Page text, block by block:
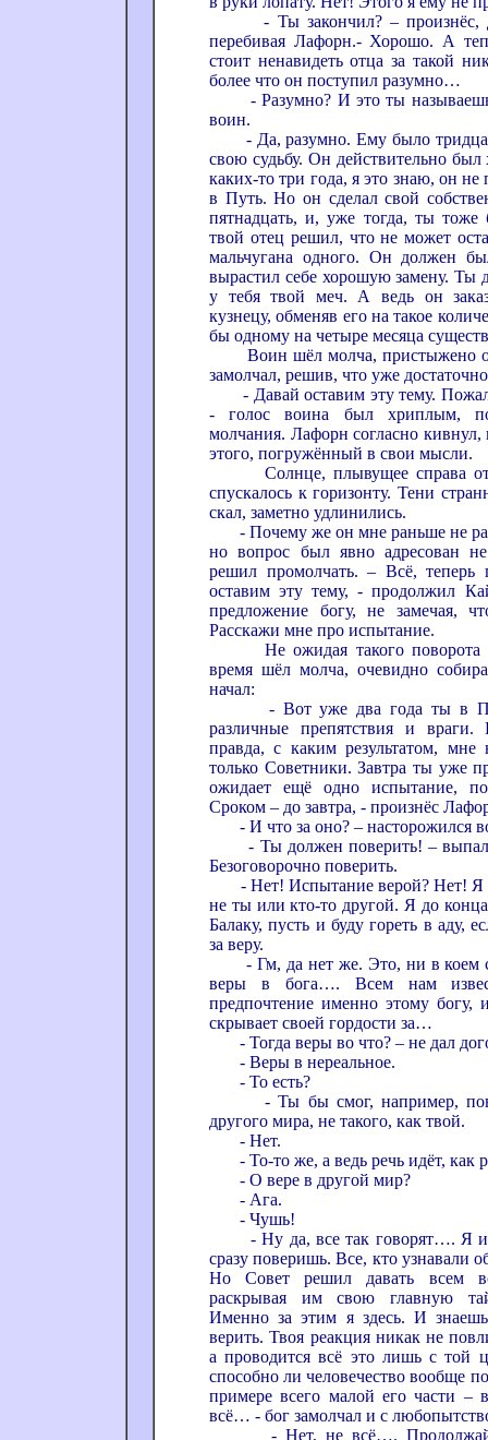
- Ты закончил? – произнёс,
перебивая Лафорн.- Хорошо. А
стоит ненавидеть отца за такой
более что он поступил разумно…
- Разумно? И это ты называешь
воин.
- Да, разумно. Ему было
свою судьбу. Он действительно
каких-то три года, я это знаю, он не
в Путь. Но он сделал свой
пятнадцать, и, уже тогда, ты
твой отец решил, что не может
мальчугана одного. Он должен
вырастил себе хорошую замену. Ты
у тебя твой меч. А ведь он
кузнецу, обменяв его на такое
бы одному на четыре месяца
Воин шёл молча, пристыжено
замолчал, решив, что уже
- Давай оставим эту тему.
- голос воина был хриплым,
молчания. Лафорн согласно
этого, погружённый в свои мысли.
Солнце, плывущее справа от
спускалось к горизонту. Тени
скал, заметно удлинились.
- Почему же он мне раньше не
но вопрос был явно адресован
решил промолчать. – Всё, теперь
оставим эту тему, - продолжил
предложение богу, не замечая,
Расскажи мне про испытание.
Не ожидая такого поворота
время шёл молча, очевидно
начал:
- Вот уже два года ты в
различные препятствия и
правда, с каким результатом,
только Советники. Завтра ты уже
ожидает ещё одно испытание,
Сроком – до завтра, - произнёс
- И что за оно? – насторожился
- Ты должен поверить! –
Безоговорочно поверить.
- Нет! Испытание верой? Нет! Я
не ты или кто-то другой. Я до
Балаку, пусть и буду гореть в аду,
за веру.
- Гм, да нет же. Это, ни в коем
веры в бога…. Всем нам
предпочтение именно этому
скрывает своей гордости за…
- Тогда веры во что? – не дал
- Веры в нереальное.
- То есть?
- Ты бы смог, например,
другого мира, не такого, как твой.
- Нет.
- То-то же, а ведь речь идёт, как
- О вере в другой мир?
- Ага.
- Чушь!
- Ну да, все так говорят…. Я и
сразу поверишь. Все, кто узнавали
Но Совет решил давать всем
раскрывая им свою главную
Именно за этим я здесь. И
верить. Твоя реакция никак не
а проводится всё это лишь с той
способно ли человечество вообще
примере всего малой его части –
всё… - бог замолчал и с
- Нет, не всё…. Продолжай.